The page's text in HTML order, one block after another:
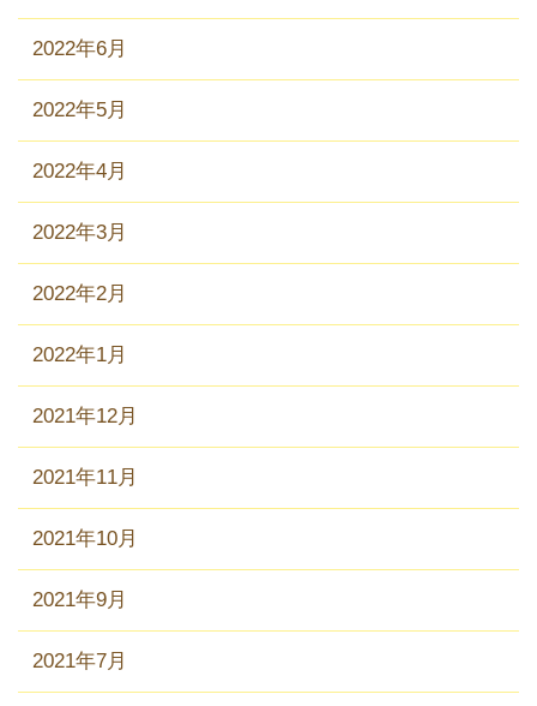
2022年6月
2022年5月
2022年4月
2022年3月
2022年2月
2022年1月
2021年12月
2021年11月
2021年10月
2021年9月
2021年7月